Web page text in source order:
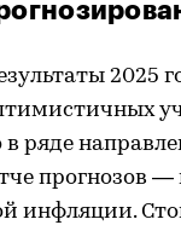
2025
ряде
прогнозов —
инфляции.